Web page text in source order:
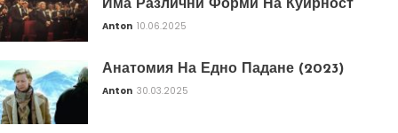
Има Различни Форми На Куирност“
Anton 10.06.2025
Анатомия На Едно Падане (2023)
Anton 30.03.2025